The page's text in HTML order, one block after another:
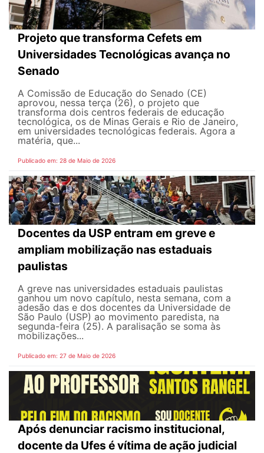
Projeto que transforma Cefets em
Universidades Tecnológicas avança no
Senado
A Comissão de Educação do Senado (CE)
aprovou, nessa terça (26), o projeto que
transforma dois centros federais de educação
tecnológica, os de Minas Gerais e Rio de Janeiro,
em universidades tecnológicas federais. Agora a
matéria, que...
Publicado em: 28 de Maio de 2026
Docentes da USP entram em greve e
ampliam mobilização nas estaduais
paulistas
A greve nas universidades estaduais paulistas
ganhou um novo capítulo, nesta semana, com a
adesão das e dos docentes da Universidade de
São Paulo (USP) ao movimento paredista, na
segunda-feira (25). A paralisação se soma às
mobilizações...
Publicado em: 27 de Maio de 2026
Após denunciar racismo institucional,
docente da Ufes é vítima de ação judicial